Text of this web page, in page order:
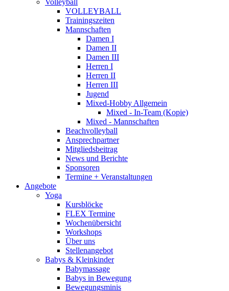
Volleyball
VOLLEYBALL
Trainingszeiten
Mannschaften
Damen I
Damen II
Damen III
Herren I
Herren II
Herren III
Jugend
Mixed-Hobby Allgemein
Mixed - In-Team (Kopie)
Mixed - Mannschaften
Beachvolleyball
Ansprechpartner
Mitgliedsbeitrag
News und Berichte
Sponsoren
Termine + Veranstaltungen
Angebote
Yoga
Kursblöcke
FLEX Termine
Wochenübersicht
Workshops
Über uns
Stellenangebot
Babys & Kleinkinder
Babymassage
Babys in Bewegung
Bewegungsminis